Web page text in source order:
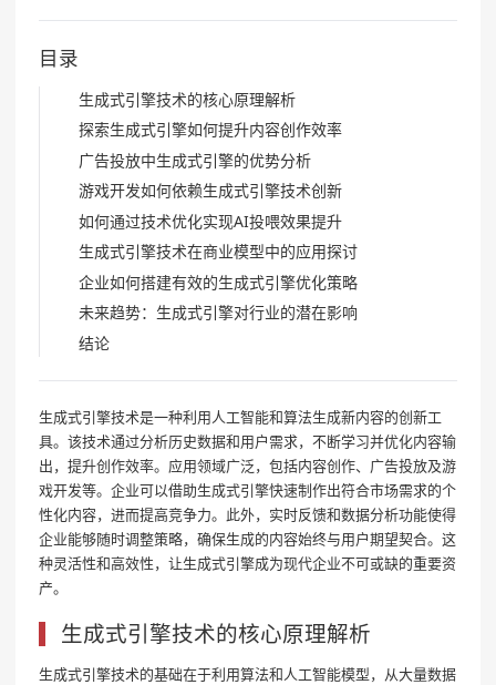
目录
生成式引擎技术的核心原理解析
探索生成式引擎如何提升内容创作效率
广告投放中生成式引擎的优势分析
游戏开发如何依赖生成式引擎技术创新
如何通过技术优化实现AI投喂效果提升
生成式引擎技术在商业模型中的应用探讨
企业如何搭建有效的生成式引擎优化策略
未来趋势：生成式引擎对行业的潜在影响
结论
生成式引擎技术是一种利用人工智能和算法生成新内容的创新工
具。该技术通过分析历史数据和用户需求，不断学习并优化内容输
出，提升创作效率。应用领域广泛，包括内容创作、广告投放及游
戏开发等。企业可以借助生成式引擎快速制作出符合市场需求的个
性化内容，进而提高竞争力。此外，实时反馈和数据分析功能使得
企业能够随时调整策略，确保生成的内容始终与用户期望契合。这
种灵活性和高效性，让生成式引擎成为现代企业不可或缺的重要资
产。
生成式引擎技术的核心原理解析
生成式引擎技术的基础在于利用算法和人工智能模型，从大量数据